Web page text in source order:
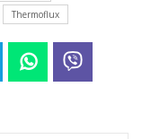
Thermoflux